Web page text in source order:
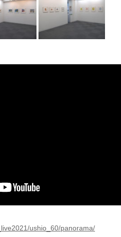
ushio_60/panorama/